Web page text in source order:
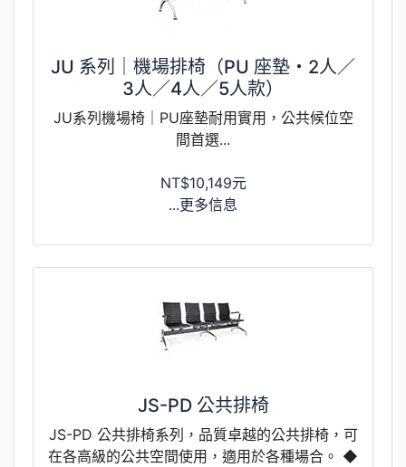
JU 系列｜機場排椅（PU 座墊・2人／
3人／4人／5人款）
JU系列機場椅｜PU座墊耐用實用，公共候位空
間首選...
NT$10,149元
...更多信息
JS-PD 公共排椅
JS-PD 公共排椅系列，品質卓越的公共排椅，可
在各高級的公共空間使用，適用於各種場合。 ◆